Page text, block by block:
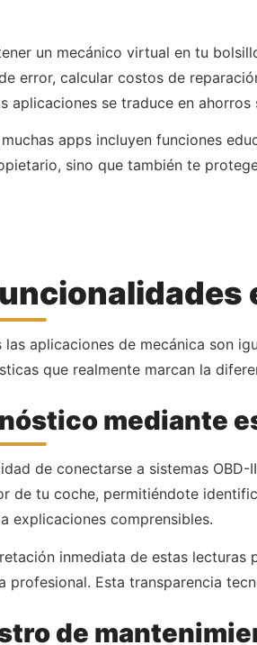
un mecánico virtual en tu
error, calcular costos de
aplicaciones se traduce en
apps incluyen funciones
sino que también te
las aplicaciones de mecánica son
que realmente marcan la
mediante
de conectarse a sistemas
de tu coche, permitiéndote
explicaciones comprensibles.
inmediata de estas lecturas
profesional. Esta transparencia
de